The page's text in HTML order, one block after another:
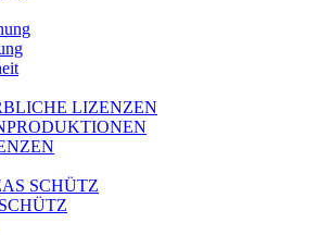
LIZENZEN
SCHÜTZ